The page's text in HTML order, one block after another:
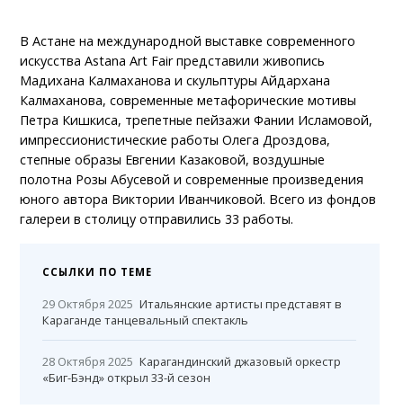
В Астане на международной выставке современного
искусства Astana Art Fair представили живопись
Мадихана Калмаханова и скульптуры Айдархана
Калмаханова, современные метафорические мотивы
Петра Кишкиса, трепетные пейзажи Фании Исламовой,
импрессионистические работы Олега Дроздова,
степные образы Евгении Казаковой, воздушные
полотна Розы Абусевой и современные произведения
юного автора Виктории Иванчиковой. Всего из фондов
галереи в столицу отправились 33 работы.
ССЫЛКИ ПО ТЕМЕ
29 Октября 2025 Итальянские артисты представят в
Караганде танцевальный спектакль
28 Октября 2025 Карагандинский джазовый оркестр
«Биг-Бэнд» открыл 33-й сезон